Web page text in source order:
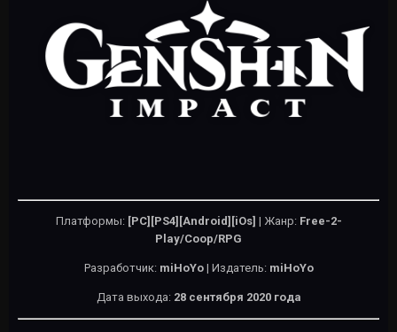
Платформы: [РС][PS4][Android][iOs] | Жанр: Free-2-
Play/Coop/RPG
Разработчик: miHoYo | Издатель: miHoYo
Дата выхода: 28 сентября 2020 года